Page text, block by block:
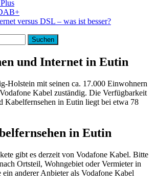
versus DSL – was ist besser?
und Internet in Eutin
Holstein mit seinen ca. 17.000 Einwohnern
Kabel zuständig. Die Verfügbarkeit
Kabelfernsehen in Eutin liegt bei etwa 78
in Eutin
gibt es derzeit von Vodafone Kabel. Bitte
Ortsteil, Wohngebiet oder Vermieter in
anderer Anbieter als Vodafone Kabel